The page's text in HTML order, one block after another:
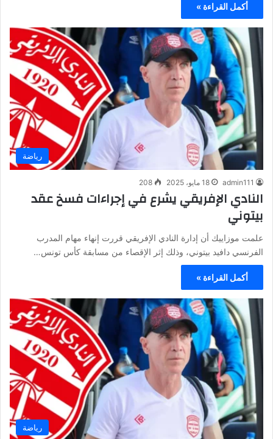
أكمل القراءة »
رياضة
admin111 18 مايو، 2025 208
النادي الإفريقي يشرع في إجراءات فسخ عقد
بيتوني
علمت موزاييك أن إدارة النادي الإفريقي قررت إنهاء مهام المدرب
الفرنسي دافيد بيتوني، وذلك إثر الإقصاء من مسابقة كأس تونس…
أكمل القراءة »
رياضة